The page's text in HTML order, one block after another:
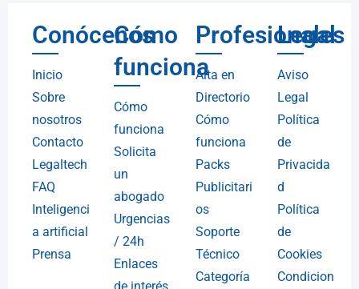
Conócenos
Inicio
Sobre
nosotros
Contacto
Legaltech
FAQ
Inteligenci
a artificial
Prensa
Cómo
funciona
Cómo
funciona
Solicita
un
abogado
Urgencias
/ 24h
Enlaces
Profesionales
Alta en
Directorio
Cómo
funciona
Packs
Publicitari
os
Soporte
Técnico
Categoría
Legal
Aviso
Legal
Política
de
Privacida
d
Política
de
Cookies
Condicion